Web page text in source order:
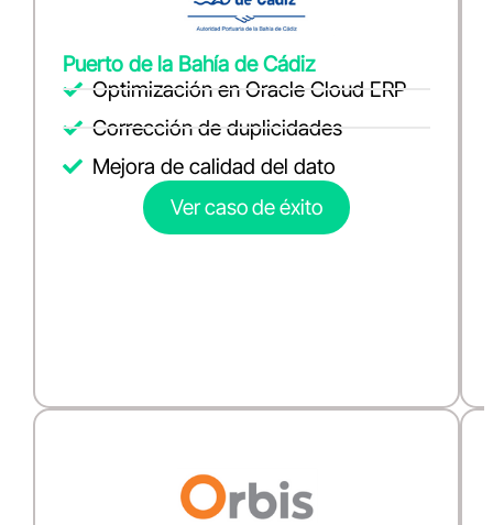
Puerto de la Bahía de Cádiz
Optimización en Oracle Cloud ERP
Corrección de duplicidades
Mejora de calidad del dato
Ver caso de éxito